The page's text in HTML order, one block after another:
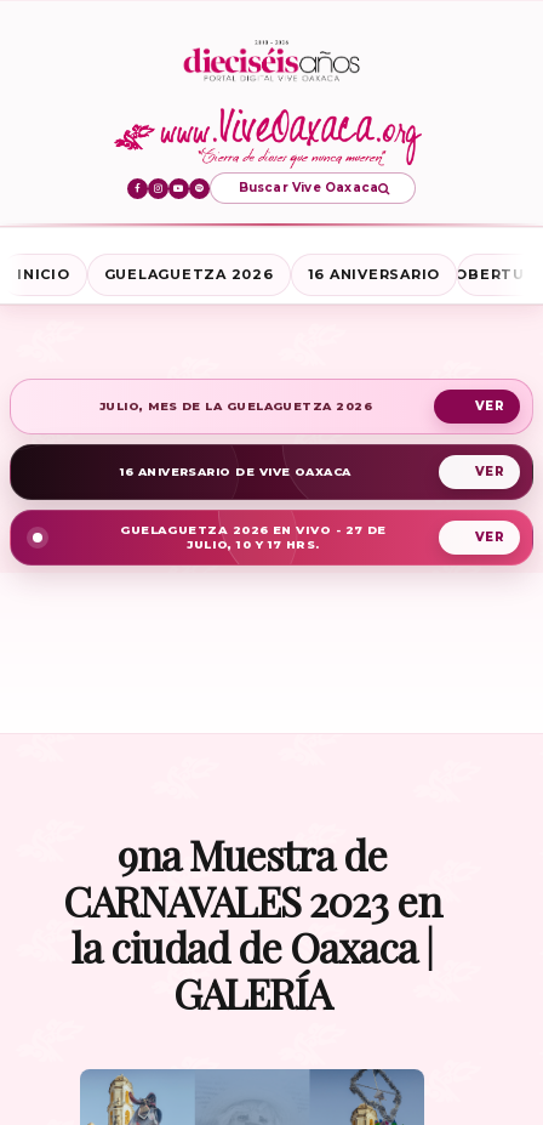
Buscar Vive Oaxaca
INICIO GUELAGUETZA 2026 16 ANIVERSARIO
JULIO, MES DE LA GUELAGUETZA 2026
16 ANIVERSARIO DE VIVE OAXACA
GUELAGUETZA 2026 EN VIVO - 27 DE
JULIO, 10 Y 17 HRS.
9na Muestra de
CARNAVALES 2023 en
la ciudad de Oaxaca |
GALERÍA